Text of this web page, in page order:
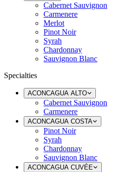
Cabernet Sauvignon
Carmenere
Merlot
Pinot Noir
Syrah
Chardonnay
Sauvignon Blanc
Specialties
ACONCAGUA ALTO
Cabernet Sauvignon
Carmenere
ACONCAGUA COSTA
Pinot Noir
Syrah
Chardonnay
Sauvignon Blanc
ACONCAGUA CUVÉE